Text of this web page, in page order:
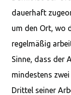
dauerhaft
um den Ort, wo
regelmäßig
Sinne, dass der
mindestens
Drittel seiner